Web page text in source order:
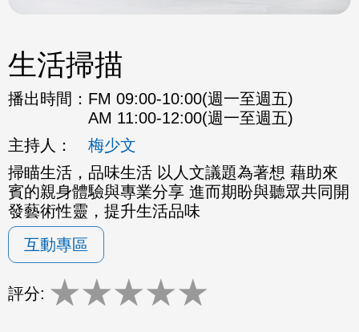
生活掃描
播出時間： FM 09:00-10:00(週一至週五)
AM 11:00-12:00(週一至週五)
主持人：
梅少文
掃瞄生活，品味生活 以人文議題為著想 藉助來
賓的親身體驗與專業分享 進而期盼與聽眾共同開
發藝術性靈，提升生活品味
互動專區
評分: ★★★★★